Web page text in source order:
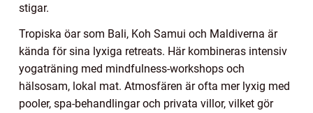
stigar.
Tropiska öar som Bali, Koh Samui och Maldiverna är
kända för sina lyxiga retreats. Här kombineras intensiv
yogaträning med mindfulness-workshops och
hälsosam, lokal mat. Atmosfären är ofta mer lyxig med
pooler, spa-behandlingar och privata villor, vilket gör